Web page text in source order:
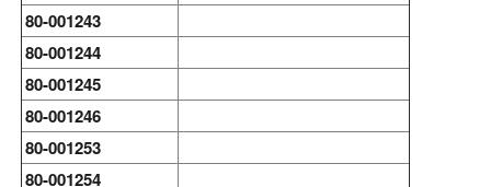
80-001243
80-001244
80-001245
80-001246
80-001253
80-001254